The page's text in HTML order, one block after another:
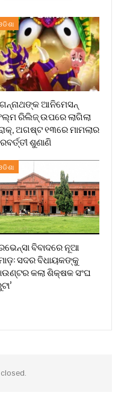
ଆନିମେସନ୍
ରିଲିଜ୍ ଉପରେ ଲାଗିଲା
ଅଗଷ୍ଟ ୧୩ରେ ମାମଲାର
ଶୁଣାଣି
ବିବାଦରେ ନୂଆ
ସଦର ବିଧାୟକଙ୍କୁ
କଲା ଶିକ୍ଷକ ସଂଘ